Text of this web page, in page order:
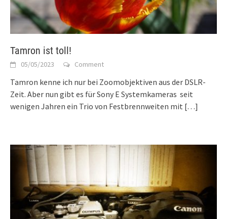
Tamron ist toll!
05/05/2023 Comment
Tamron kenne ich nur bei Zoomobjektiven aus der DSLR-
Zeit. Aber nun gibt es für Sony E Systemkameras seit
wenigen Jahren ein Trio von Festbrennweiten mit […]